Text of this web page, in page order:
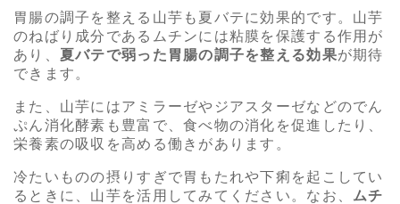
胃腸の調子を整える山芋も夏バテに効果的です。山芋
のねばり成分であるムチンには粘膜を保護する作用が
あり、 夏バテで弱った胃腸の調子を整える効果が期待
できます。
また、山芋にはアミラーゼやジアスターゼなどのでん
ぷん消化酵素も豊富で、食べ物の消化を促進したり、
栄養素の吸収を高める働きがあります。
冷たいものの摂りすぎで胃もたれや下痢を起こしてい
るときに、山芋を活用してみてください。なお、 ムチ